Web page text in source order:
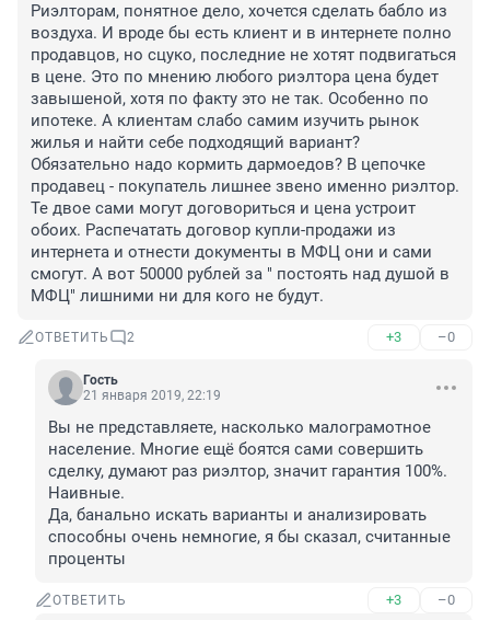
Риэлторам, понятное дело, хочется сделать бабло из
воздуха. И вроде бы есть клиент и в интернете полно
продавцов, но сцуко, последние не хотят подвигаться
в цене. Это по мнению любого риэлтора цена будет
завышеной, хотя по факту это не так. Особенно по
ипотеке. А клиентам слабо самим изучить рынок
жилья и найти себе подходящий вариант?
Обязательно надо кормить дармоедов? В цепочке
продавец - покупатель лишнее звено именно риэлтор.
Те двое сами могут договориться и цена устроит
обоих. Распечатать договор купли-продажи из
интернета и отнести документы в МФЦ они и сами
смогут. А вот 50000 рублей за " постоять над душой в
МФЦ" лишними ни для кого не будут.
ОТВЕТИТЬ 2 +3 –0
Гость
21 января 2019, 22:19
Вы не представляете, насколько малограмотное
население. Многие ещё боятся сами совершить
сделку, думают раз риэлтор, значит гарантия 100%.
Наивные.
Да, банально искать варианты и анализировать
способны очень немногие, я бы сказал, считанные
проценты
ОТВЕТИТЬ +3 –0